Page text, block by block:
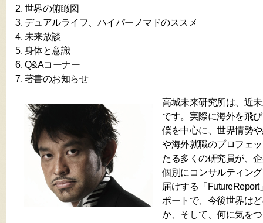
2. 世界の俯瞰図
3. デュアルライフ、ハイパーノマドのススメ
4. 未来放談
5. 身体と意識
6. Q&Aコーナー
7. 著書のお知らせ
高城未来研究所は、近
です。実際に海外を飛
僕を中心に、世界情勢
や海外就職のプロフェ
たる多くの研究員が、
個別にコンサルティン
届けする「
ポートで、今後世界は
か、そして、何に気を